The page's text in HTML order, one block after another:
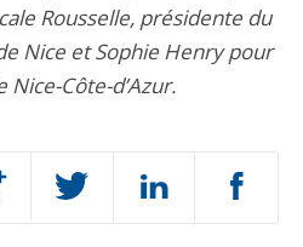
Rousselle, présidente du
Nice et Sophie Henry pour
Côte-d’Azur.